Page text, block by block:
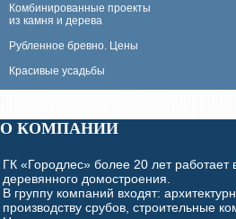
Комбинированные проекты
из камня и дерева
Рубленное бревно. Цены
Красивые усадьбы
О КОМПАНИИ
ГК «Городлес» более 20 лет работает
деревянного домостроения.
В группу компаний входят:
производству срубов, строительные